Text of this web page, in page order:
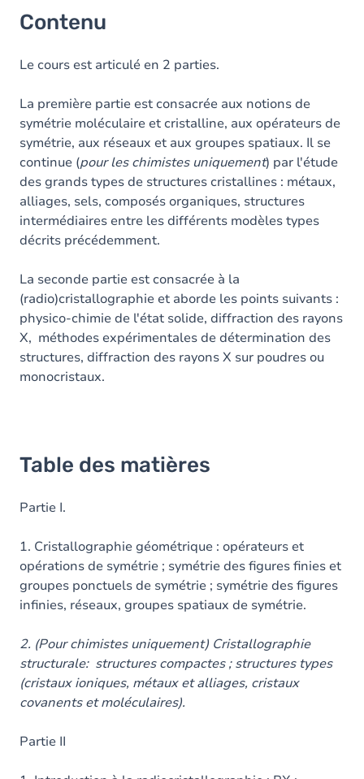
Contenu
Le cours est articulé en 2 parties.
La première partie est consacrée aux notions de
symétrie moléculaire et cristalline, aux opérateurs de
symétrie, aux réseaux et aux groupes spatiaux. Il se
continue (pour les chimistes uniquement) par l'étude
des grands types de structures cristallines : métaux,
alliages, sels, composés organiques, structures
intermédiaires entre les différents modèles types
décrits précédemment.
La seconde partie est consacrée à la
(radio)cristallographie et aborde les points suivants :
physico-chimie de l'état solide, diffraction des rayons
X, méthodes expérimentales de détermination des
structures, diffraction des rayons X sur poudres ou
monocristaux.
Table des matières
Partie I.
1. Cristallographie géométrique : opérateurs et
opérations de symétrie ; symétrie des figures finies et
groupes ponctuels de symétrie ; symétrie des figures
infinies, réseaux, groupes spatiaux de symétrie.
2. (Pour chimistes uniquement) Cristallographie
structurale: structures compactes ; structures types
(cristaux ioniques, métaux et alliages, cristaux
covanents et moléculaires).
Partie II